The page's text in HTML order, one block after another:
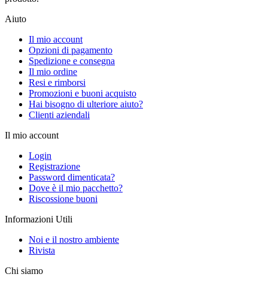
Aiuto
Il mio account
Opzioni di pagamento
Spedizione e consegna
Il mio ordine
Resi e rimborsi
Promozioni e buoni acquisto
Hai bisogno di ulteriore aiuto?
Clienti aziendali
Il mio account
Login
Registrazione
Password dimenticata?
Dove è il mio pacchetto?
Riscossione buoni
Informazioni Utili
Noi e il nostro ambiente
Rivista
Chi siamo